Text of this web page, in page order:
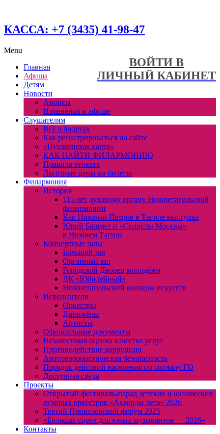
КАССА: +7 (3435) 41-98-47
ВОЙТИ В
ЛИЧНЫЙ КАБИНЕТ
Menu
Главная
Афиша
Детям
Новости
Анонсы
Изменения в афише
Слушателям
Всё о билетах
Как регистрироваться на сайте
«Пушкинская карта»
КАК НАЙТИ ФИЛАРМОНИЮ
Правила этикета
Льготные цены на билеты
Филармония
История
115 лет духовому органу Нижнетагильской
филармонии
Как Николай Петров в Тагиле выступал
Юрий Башмет и «Солисты Москвы»
в Нижнем Тагиле
Концертные залы
Большой зал
Органный зал
Городской Дворец молодёжи
ДК «Юбилейный»
Нижнетагильский колледж искусств
Исполнители
Оркестры
Дирижёры
Артисты
Официальные документы
Независимая оценка качества услуг
Противодействие коррупции
Антитеррористическая безопасность
Порядок действий населения по сигналу ГО
Доступная среда
Проекты
Открытый фестиваль-парад детских и юношеских
духовых оркестров «Аккорды лета» 2026
Третий Приваловский форум 2025
«Большая сцена для юных музыкантов — 2026»
Контакты